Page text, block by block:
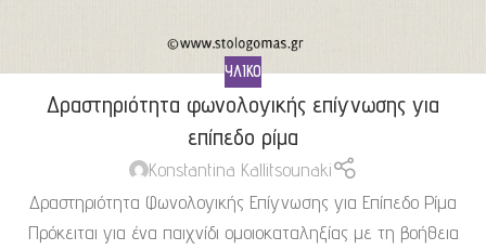
ΥΛΙΚΌ
Δραστηριότητα φωνολογικής επίγνωσης για
επίπεδο ρίμα
Konstantina Kallitsounaki
Δραστηριότητα Φωνολογικής Επίγνωσης για Επίπεδο Ρίμα
Πρόκειται για ένα παιχνίδι ομοιοκαταληξίας με τη βοήθεια